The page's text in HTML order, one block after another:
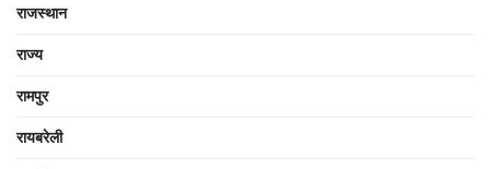
राजस्थान
राज्य
रामपुर
रायबरेली